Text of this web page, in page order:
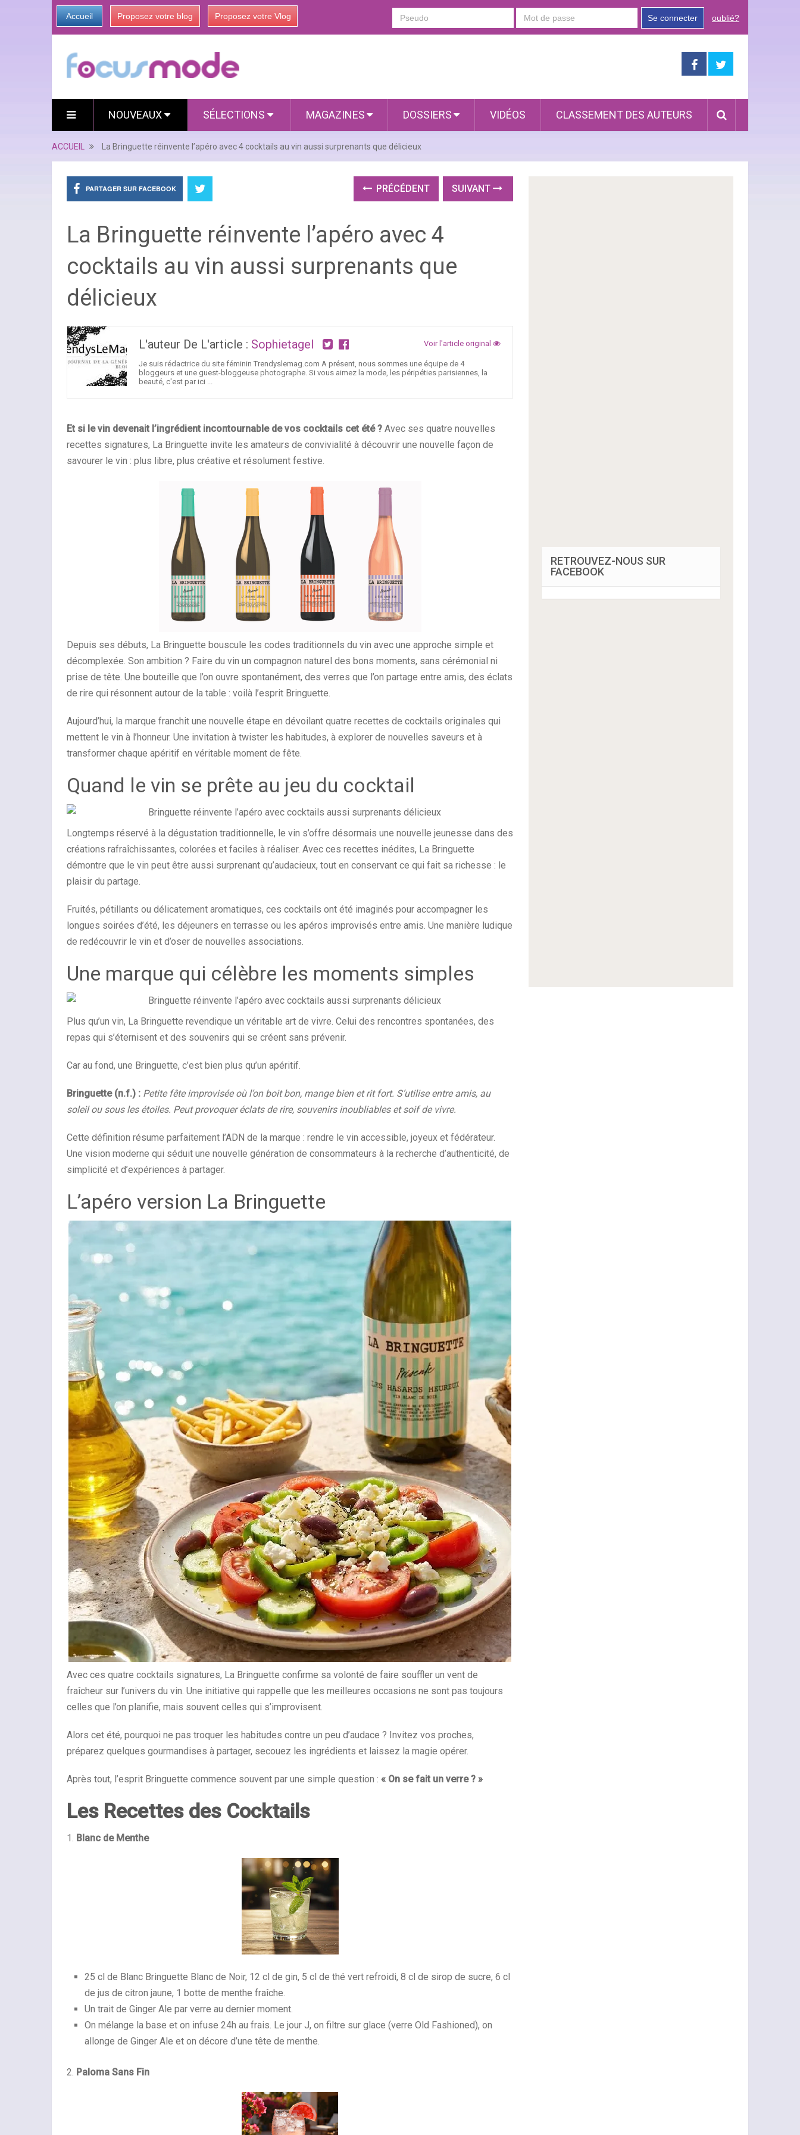
Accueil Proposez votre blog Proposez votre Vlog Se connecter oublié?
NOUVEAUX SÉLECTIONS MAGAZINES DOSSIERS VIDÉOS CLASSEMENT DES AUTEURS
ACCUEIL La Bringuette réinvente l’apéro avec 4 cocktails au vin aussi surprenants que délicieux
PARTAGER SUR FACEBOOK PRÉCÉDENT SUIVANT
La Bringuette réinvente l’apéro avec 4
cocktails au vin aussi surprenants que
délicieux
L'auteur De L'article : Sophietagel Voir l'article original
Je suis rédactrice du site féminin Trendyslemag.com A présent, nous sommes une équipe de 4
bloggeurs et une guest-bloggeuse photographe. Si vous aimez la mode, les péripéties parisiennes, la
beauté, c'est par ici ...
Et si le vin devenait l’ingrédient incontournable de vos cocktails cet été ? Avec ses quatre nouvelles
recettes signatures, La Bringuette invite les amateurs de convivialité à découvrir une nouvelle façon de
savourer le vin : plus libre, plus créative et résolument festive.
Depuis ses débuts, La Bringuette bouscule les codes traditionnels du vin avec une approche simple et
décomplexée. Son ambition ? Faire du vin un compagnon naturel des bons moments, sans cérémonial ni
prise de tête. Une bouteille que l’on ouvre spontanément, des verres que l’on partage entre amis, des éclats
de rire qui résonnent autour de la table : voilà l’esprit Bringuette.
Aujourd’hui, la marque franchit une nouvelle étape en dévoilant quatre recettes de cocktails originales qui
mettent le vin à l’honneur. Une invitation à twister les habitudes, à explorer de nouvelles saveurs et à
transformer chaque apéritif en véritable moment de fête.
Quand le vin se prête au jeu du cocktail
Longtemps réservé à la dégustation traditionnelle, le vin s’offre désormais une nouvelle jeunesse dans des
créations rafraîchissantes, colorées et faciles à réaliser. Avec ces recettes inédites, La Bringuette
démontre que le vin peut être aussi surprenant qu’audacieux, tout en conservant ce qui fait sa richesse : le
plaisir du partage.
Fruités, pétillants ou délicatement aromatiques, ces cocktails ont été imaginés pour accompagner les
longues soirées d’été, les déjeuners en terrasse ou les apéros improvisés entre amis. Une manière ludique
de redécouvrir le vin et d’oser de nouvelles associations.
Une marque qui célèbre les moments simples
Plus qu’un vin, La Bringuette revendique un véritable art de vivre. Celui des rencontres spontanées, des
repas qui s’éternisent et des souvenirs qui se créent sans prévenir.
Car au fond, une Bringuette, c’est bien plus qu’un apéritif.
Bringuette (n.f.) : Petite fête improvisée où l’on boit bon, mange bien et rit fort. S’utilise entre amis, au
soleil ou sous les étoiles. Peut provoquer éclats de rire, souvenirs inoubliables et soif de vivre.
Cette définition résume parfaitement l’ADN de la marque : rendre le vin accessible, joyeux et fédérateur.
Une vision moderne qui séduit une nouvelle génération de consommateurs à la recherche d’authenticité, de
simplicité et d’expériences à partager.
L’apéro version La Bringuette
Avec ces quatre cocktails signatures, La Bringuette confirme sa volonté de faire souffler un vent de
fraîcheur sur l’univers du vin. Une initiative qui rappelle que les meilleures occasions ne sont pas toujours
celles que l’on planifie, mais souvent celles qui s’improvisent.
Alors cet été, pourquoi ne pas troquer les habitudes contre un peu d’audace ? Invitez vos proches,
préparez quelques gourmandises à partager, secouez les ingrédients et laissez la magie opérer.
Après tout, l’esprit Bringuette commence souvent par une simple question : « On se fait un verre ? »
Les Recettes des Cocktails
1. Blanc de Menthe
25 cl de Blanc Bringuette Blanc de Noir, 12 cl de gin, 5 cl de thé vert refroidi, 8 cl de sirop de sucre, 6 cl
de jus de citron jaune, 1 botte de menthe fraîche.
Un trait de Ginger Ale par verre au dernier moment.
On mélange la base et on infuse 24h au frais. Le jour J, on filtre sur glace (verre Old Fashioned), on
allonge de Ginger Ale et on décore d’une tête de menthe.
2. Paloma Sans Fin
RETROUVEZ-NOUS SUR
FACEBOOK